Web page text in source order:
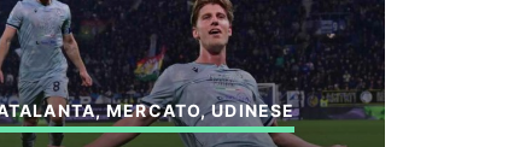
,MERCATO,UDINESE